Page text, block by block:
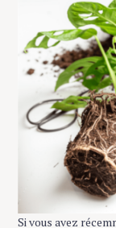
Si vous avez